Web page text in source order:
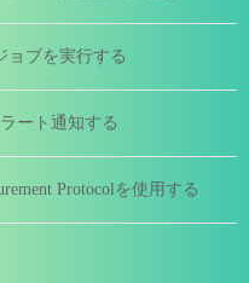
ョブを実行する
ート通知する
Protocolを使用する